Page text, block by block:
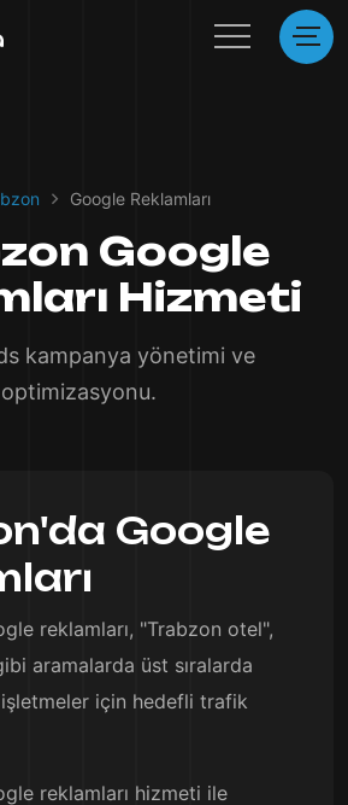
Google Reklamları
Google
Hizmeti
kampanya yönetimi ve
optimizasyonu.
Google
reklamları, "Trabzon otel",
aramalarda üst sıralarda
için hedefli trafik
reklamları hizmeti ile